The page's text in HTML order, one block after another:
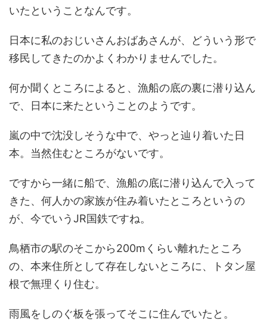
いたということなんです。
日本に私のおじいさんおばあさんが、どういう形で
移民してきたのかよくわかりませんでした。
何か聞くところによると、漁船の底の裏に潜り込ん
で、日本に来たということのようです。
嵐の中で沈没しそうな中で、やっと辿り着いた日
本。当然住むところがないです。
ですから一緒に船で、漁船の底に潜り込んで入って
きた、何人かの家族が住み着いたところというの
が、今でいうJR国鉄ですね。
鳥栖市の駅のそこから200mくらい離れたところ
の、本来住所として存在しないところに、トタン屋
根で無理くり住む。
雨風をしのぐ板を張ってそこに住んでいたと。